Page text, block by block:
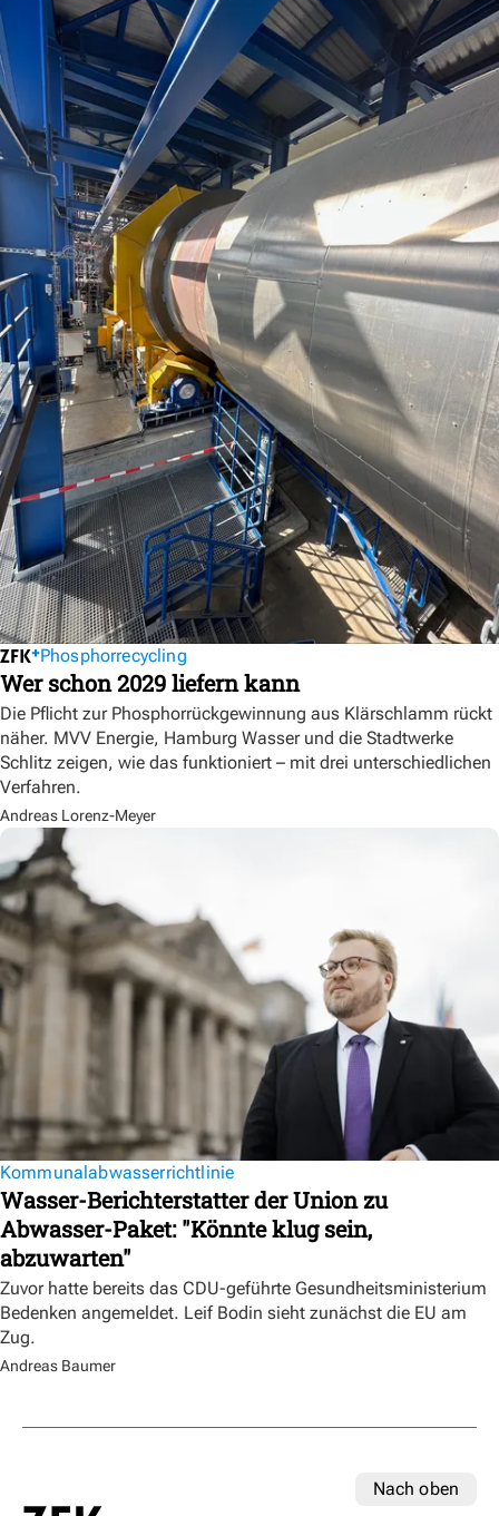
Phosphorrecycling
Wer schon 2029 liefern kann
Die Pflicht zur Phosphorrückgewinnung aus Klärschlamm rückt
näher. MVV Energie, Hamburg Wasser und die Stadtwerke
Schlitz zeigen, wie das funktioniert – mit drei unterschiedlichen
Verfahren.
Andreas Lorenz-Meyer
Kommunalabwasserrichtlinie
Wasser-Berichterstatter der Union zu
Abwasser-Paket: "Könnte klug sein,
abzuwarten"
Zuvor hatte bereits das CDU-geführte Gesundheitsministerium
Bedenken angemeldet. Leif Bodin sieht zunächst die EU am
Zug.
Andreas Baumer
Nach oben